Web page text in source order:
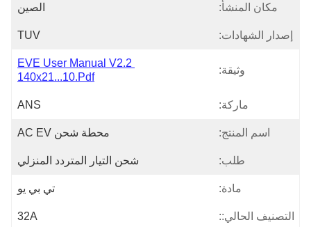
مكان المنشأ: الصين
إصدار الشهادات: TUV
وثيقة:
EVE User Manual V2.2
140x21...10.pdf
ماركة: ANS
اسم المنتج: محطة شحن AC EV
طلب: شحن التيار المتردد المنزلي
مادة: تي بي يو
التصنيف الحالي:: 32A